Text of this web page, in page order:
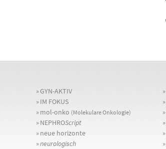
»GYN-AKTIV
»IM FOKUS
»mol-onko (Molekulare Onkologie)
»NEPHROScript
»neue horizonte
»neurologisch
»
»
»
»
»
»